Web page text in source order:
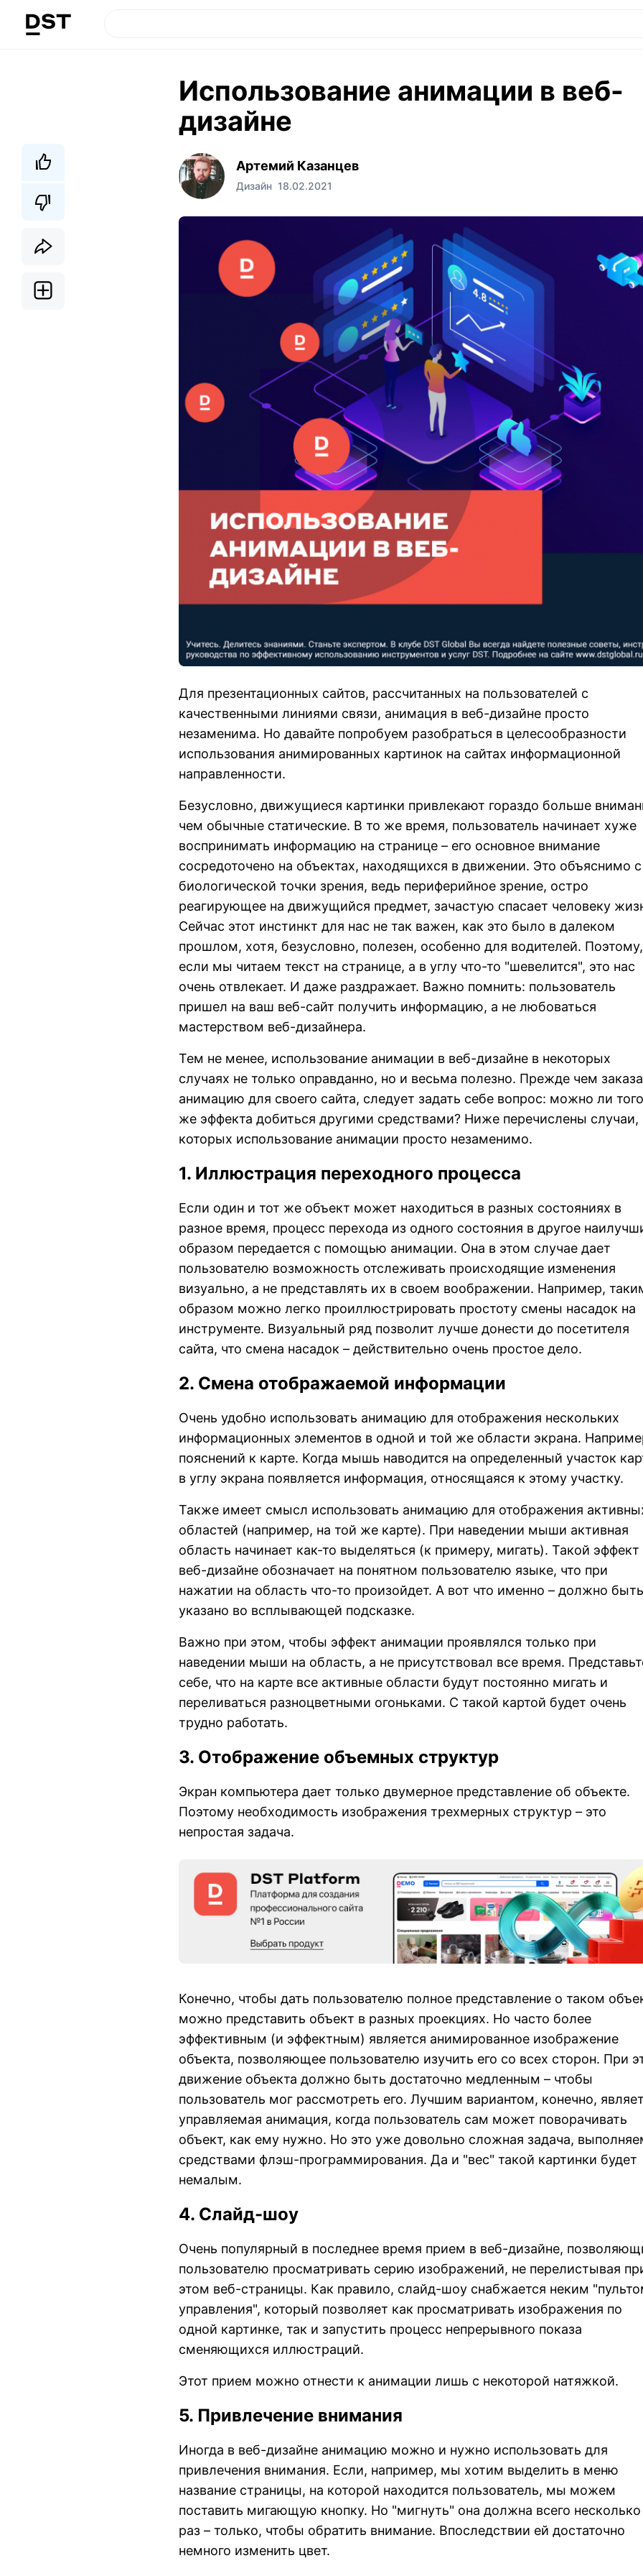
Использование анимации в веб-
дизайне
Артемий Казанцев
Дизайн 18.02.2021
Для презентационных сайтов, рассчитанных на пользователей с
качественными линиями связи, анимация в веб-дизайне просто
незаменима. Но давайте попробуем разобраться в целесообразности
использования анимированных картинок на сайтах информационной
направленности.
Безусловно, движущиеся картинки привлекают гораздо больше
чем обычные статические. В то же время, пользователь начинает хуже
воспринимать информацию на странице – его основное внимание
сосредоточено на объектах, находящихся в движении. Это объяснимо с
биологической точки зрения, ведь периферийное зрение, остро
реагирующее на движущийся предмет, зачастую спасает человеку
Сейчас этот инстинкт для нас не так важен, как это было в далеком
прошлом, хотя, безусловно, полезен, особенно для водителей. Поэтому,
если мы читаем текст на странице, а в углу что-то "шевелится", это нас
очень отвлекает. И даже раздражает. Важно помнить: пользователь
пришел на ваш веб-сайт получить информацию, а не любоваться
мастерством веб-дизайнера.
Тем не менее, использование анимации в веб-дизайне в некоторых
случаях не только оправданно, но и весьма полезно. Прежде чем
анимацию для своего сайта, следует задать себе вопрос: можно ли того
же эффекта добиться другими средствами? Ниже перечислены случаи,
которых использование анимации просто незаменимо.
1. Иллюстрация переходного процесса
Если один и тот же объект может находиться в разных состояниях в
разное время, процесс перехода из одного состояния в другое
образом передается с помощью анимации. Она в этом случае дает
пользователю возможность отслеживать происходящие изменения
визуально, а не представлять их в своем воображении. Например,
образом можно легко проиллюстрировать простоту смены насадок на
инструменте. Визуальный ряд позволит лучше донести до посетителя
сайта, что смена насадок – действительно очень простое дело.
2. Смена отображаемой информации
Очень удобно использовать анимацию для отображения нескольких
информационных элементов в одной и той же области экрана.
пояснений к карте. Когда мышь наводится на определенный участок
в углу экрана появляется информация, относящаяся к этому участку.
Также имеет смысл использовать анимацию для отображения
областей (например, на той же карте). При наведении мыши активная
область начинает как-то выделяться (к примеру, мигать). Такой эффект
веб-дизайне обозначает на понятном пользователю языке, что при
нажатии на область что-то произойдет. А вот что именно – должно быть
указано во всплывающей подсказке.
Важно при этом, чтобы эффект анимации проявлялся только при
наведении мыши на область, а не присутствовал все время.
себе, что на карте все активные области будут постоянно мигать и
переливаться разноцветными огоньками. С такой картой будет очень
трудно работать.
3. Отображение объемных структур
Экран компьютера дает только двумерное представление об объекте.
Поэтому необходимость изображения трехмерных структур – это
непростая задача.
Конечно, чтобы дать пользователю полное представление о таком
можно представить объект в разных проекциях. Но часто более
эффективным (и эффектным) является анимированное изображение
объекта, позволяющее пользователю изучить его со всех сторон. При
движение объекта должно быть достаточно медленным – чтобы
пользователь мог рассмотреть его. Лучшим вариантом, конечно,
управляемая анимация, когда пользователь сам может поворачивать
объект, как ему нужно. Но это уже довольно сложная задача,
средствами флэш-программирования. Да и "вес" такой картинки будет
немалым.
4. Слайд-шоу
Очень популярный в последнее время прием в веб-дизайне,
пользователю просматривать серию изображений, не перелистывая
этом веб-страницы. Как правило, слайд-шоу снабжается неким
управления", который позволяет как просматривать изображения по
одной картинке, так и запустить процесс непрерывного показа
сменяющихся иллюстраций.
Этот прием можно отнести к анимации лишь с некоторой натяжкой.
5. Привлечение внимания
Иногда в веб-дизайне анимацию можно и нужно использовать для
привлечения внимания. Если, например, мы хотим выделить в меню
название страницы, на которой находится пользователь, мы можем
поставить мигающую кнопку. Но "мигнуть" она должна всего несколько
раз – только, чтобы обратить внимание. Впоследствии ей достаточно
немного изменить цвет.